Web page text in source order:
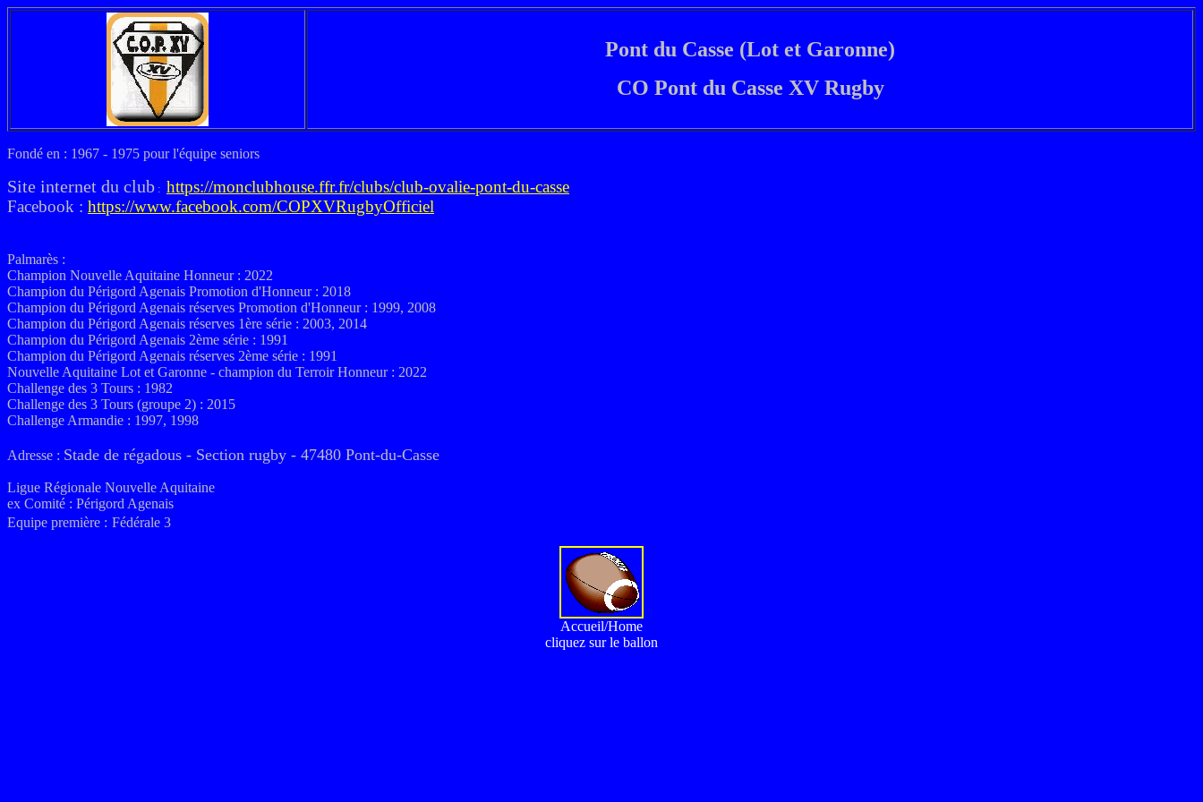
Pont du Casse (Lot et Garonne)
CO Pont du Casse XV Rugby
Fondé en : 1967 - 1975 pour l'équipe seniors
Site internet du club : https://monclubhouse.ffr.fr/clubs/club-ovalie-pont-du-casse
Facebook : https://www.facebook.com/COPXVRugbyOfficiel
Palmarès :
Champion Nouvelle Aquitaine Honneur : 2022
Champion du Périgord Agenais Promotion d'Honneur : 2018
Champion du Périgord Agenais réserves Promotion d'Honneur : 1999, 2008
Champion du Périgord Agenais réserves 1ère série : 2003, 2014
Champion du Périgord Agenais 2ème série : 1991
Champion du Périgord Agenais réserves 2ème série : 1991
Nouvelle Aquitaine Lot et Garonne - champion du Terroir Honneur : 2022
Challenge des 3 Tours : 1982
Challenge des 3 Tours (groupe 2) : 2015
Challenge Armandie : 1997, 1998
Adresse : Stade de régadous - Section rugby - 47480 Pont-du-Casse
Ligue Régionale Nouvelle Aquitaine
ex Comité : Périgord Agenais
Equipe première : Fédérale 3
Accueil/Home
cliquez sur le ballon